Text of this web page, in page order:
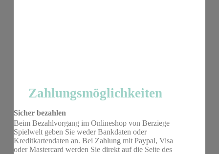
Zahlungsmöglichkeiten
Sicher bezahlen
Beim Bezahlvorgang im Onlineshop von Berziege
Spielwelt geben Sie weder Bankdaten oder
Kreditkartendaten an. Bei Zahlung mit Paypal, Visa
oder Mastercard werden Sie direkt auf die Seite des